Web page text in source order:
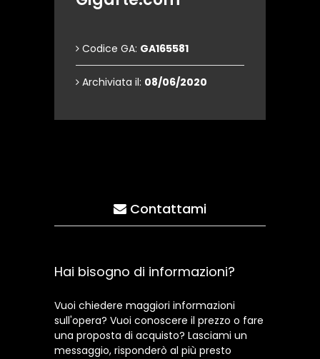
Codice GA: GA165581
Archiviata il: 08/06/2020
Contattami
Hai bisogno di informazioni?
Vuoi chiedere maggiori informazioni
sull'opera? Vuoi conoscere il prezzo o fare
una proposta di acquisto? Lasciami un
messaggio, risponderò al più presto